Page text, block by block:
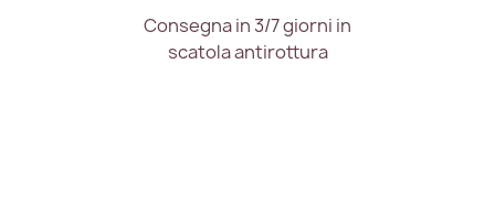
Consegna in 3/7 giorni in
scatola antirottura